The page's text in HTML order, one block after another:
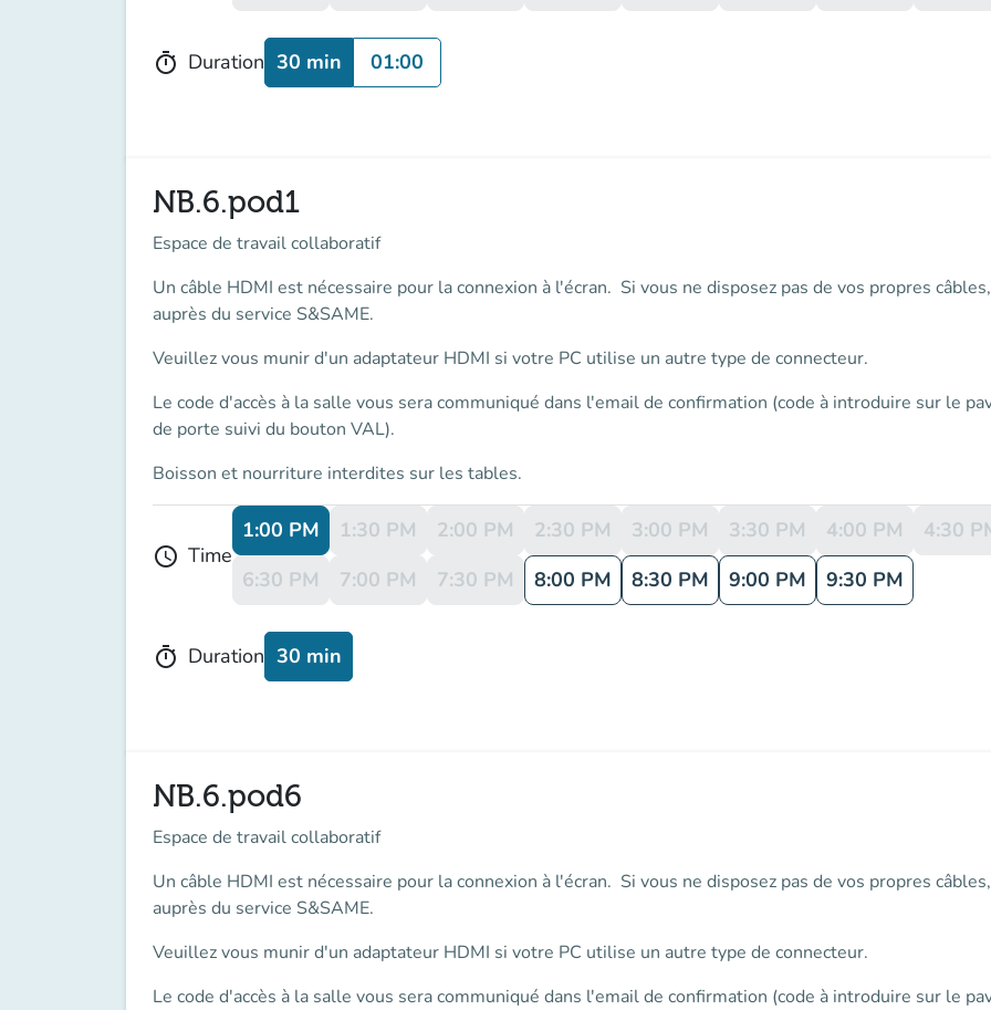
timer Duration 30 min 01:00
NB.6.pod1
Espace de travail collaboratif
Un câble HDMI est nécessaire pour la connexion à l'écran. Si vous ne disposez pas de vos propres
auprès du service S&SAME.
Veuillez vous munir d'un adaptateur HDMI si votre PC utilise un autre type de connecteur.
Le code d'accès à la salle vous sera communiqué dans l'email de confirmation (code à introduire sur le
de porte suivi du bouton VAL).
Boisson et nourriture interdites sur les tables.
schedule Time
1:00 PM 1:30 PM 2:00 PM 2:30 PM 3:00 PM 3:30 PM 4:00 PM 4:30
6:30 PM
7:00 PM 7:30 PM 8:00 PM 8:30 PM 9:00 PM 9:30 PM
timer Duration 30 min
NB.6.pod6
Espace de travail collaboratif
Un câble HDMI est nécessaire pour la connexion à l'écran. Si vous ne disposez pas de vos propres
auprès du service S&SAME.
Veuillez vous munir d'un adaptateur HDMI si votre PC utilise un autre type de connecteur.
Le code d'accès à la salle vous sera communiqué dans l'email de confirmation (code à introduire sur le